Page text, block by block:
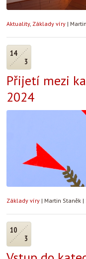
Aktuality, Základy víry |
14
3
Přijetí mezi
2024
Základy víry | Martin Staněk |
10
3